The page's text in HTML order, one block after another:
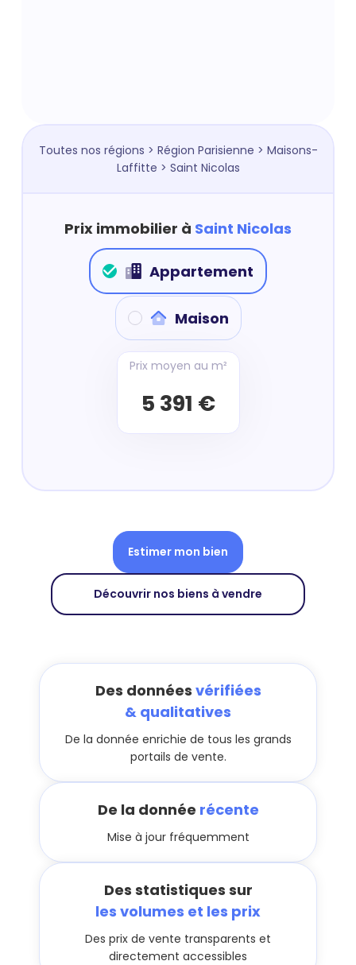
Toutes nos régions > Région Parisienne > Maisons-
Laffitte > Saint Nicolas
Prix immobilier à Saint Nicolas
Appartement
Maison
Prix moyen au m²
5 391 €
Estimer mon bien
Découvrir nos biens à vendre
Des données vérifiées
& qualitatives
De la donnée enrichie de tous les grands
portails de vente.
De la donnée récente
Mise à jour fréquemment
Des statistiques sur
les volumes et les prix
Des prix de vente transparents et
directement accessibles